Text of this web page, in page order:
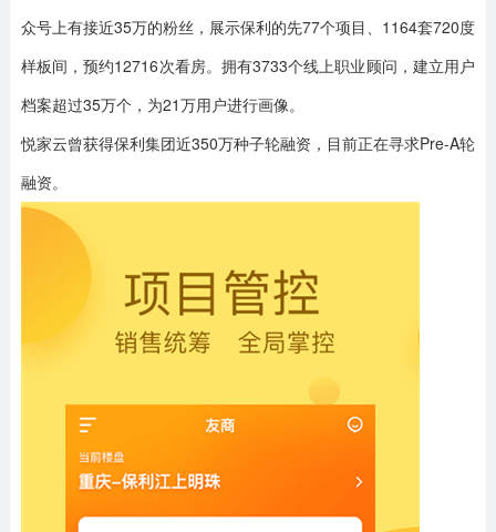
众号上有接近35万的粉丝，展示保利的先77个项目、1164套720度
样板间，预约12716次看房。拥有3733个线上职业顾问，建立用户
档案超过35万个，为21万用户进行画像。
悦家云曾获得保利集团近350万种子轮融资，目前正在寻求Pre-A轮
融资。